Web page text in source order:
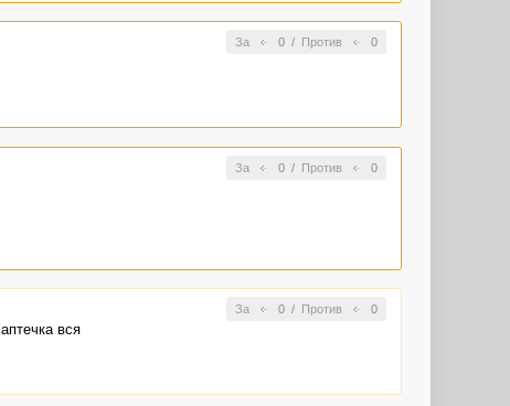
За 0/ Против 0
За 0/ Против 0
За 0/ Против 0
вся